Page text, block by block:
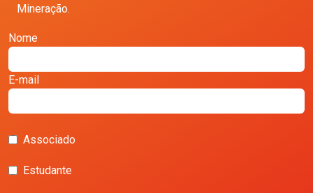
Mineração.
Nome
E-mail
Associado
Estudante